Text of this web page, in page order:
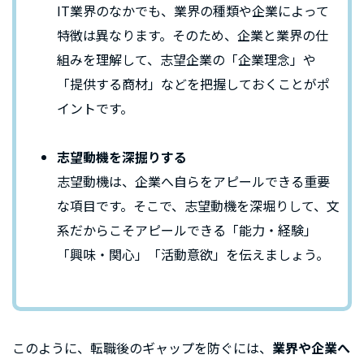
IT業界のなかでも、業界の種類や企業によって
特徴は異なります。そのため、企業と業界の仕
組みを理解して、志望企業の「企業理念」や
「提供する商材」などを把握しておくことがポ
イントです。
志望動機を深掘りする
志望動機は、企業へ自らをアピールできる重要
な項目です。そこで、志望動機を深堀りして、文
系だからこそアピールできる「能力・経験」
「興味・関心」「活動意欲」を伝えましょう。
このように、転職後のギャップを防ぐには、 業界や企業へ